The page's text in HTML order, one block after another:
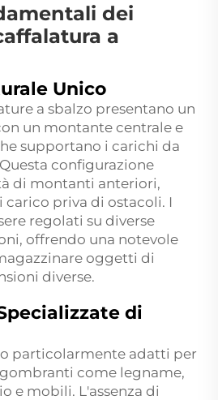
dei
a
Unico
a sbalzo presentano un
un montante centrale e
supportano i carichi da
configurazione
di montanti anteriori,
carico priva di ostacoli. I
regolati su diverse
offrendo una notevole
oggetti di
diverse.
di
particolarmente adatti per
come legname,
e mobili. L'assenza di